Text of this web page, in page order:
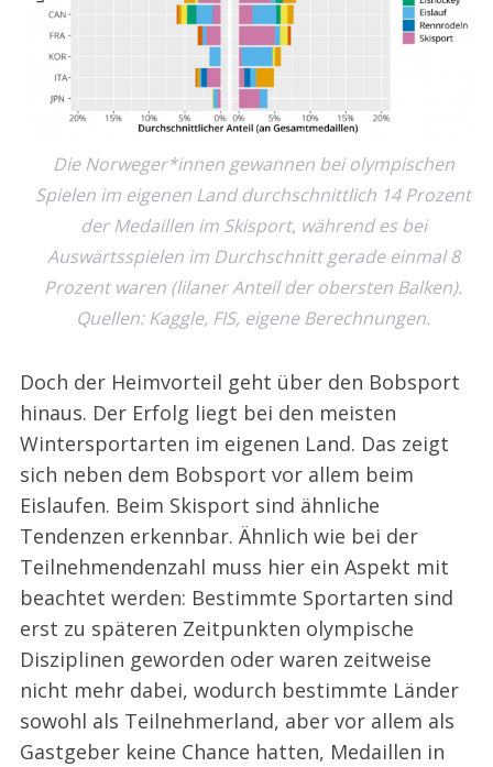
Die Norweger*innen gewannen bei olympischen
Spielen im eigenen Land durchschnittlich 14 Prozent
der Medaillen im Skisport, während es bei
Auswärtsspielen im Durchschnitt gerade einmal 8
Prozent waren (lilaner Anteil der obersten Balken).
Quellen: Kaggle, FIS, eigene Berechnungen.
Doch der Heimvorteil geht über den Bobsport
hinaus. Der Erfolg liegt bei den meisten
Wintersportarten im eigenen Land. Das zeigt
sich neben dem Bobsport vor allem beim
Eislaufen. Beim Skisport sind ähnliche
Tendenzen erkennbar. Ähnlich wie bei der
Teilnehmendenzahl muss hier ein Aspekt mit
beachtet werden: Bestimmte Sportarten sind
erst zu späteren Zeitpunkten olympische
Disziplinen geworden oder waren zeitweise
nicht mehr dabei, wodurch bestimmte Länder
sowohl als Teilnehmerland, aber vor allem als
Gastgeber keine Chance hatten, Medaillen in